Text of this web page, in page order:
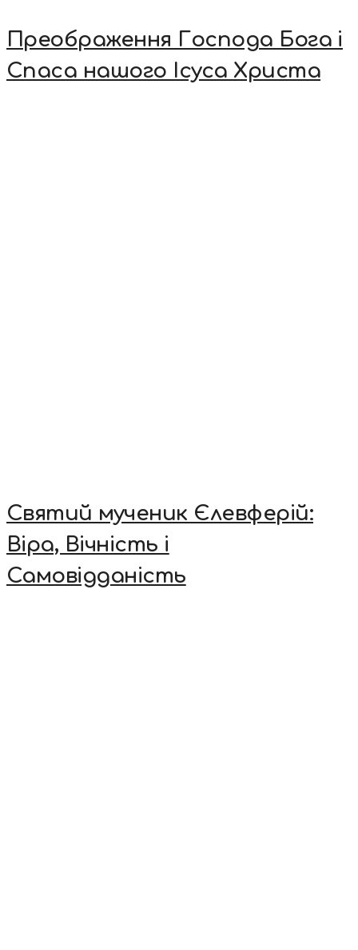
Преображення Господа Бога і
Спаса нашого Ісуса Христа
Святий мученик Єлевферій:
Віра, Вічність і
Самовідданість